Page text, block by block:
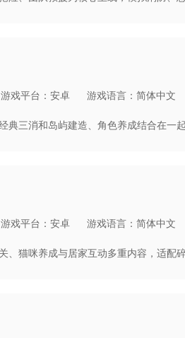
游戏平台：安卓 游戏语言：简体中文
游戏平台：安卓 游戏语言：简体中文